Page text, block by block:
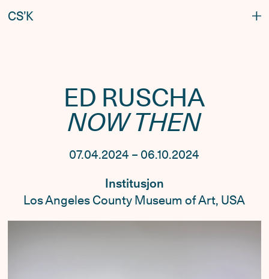
CS’K
ED RUSCHA
NOW THEN
07.04.2024 – 06.10.2024
Institusjon
Los Angeles County Museum of Art, USA